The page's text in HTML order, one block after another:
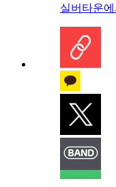
실버타운